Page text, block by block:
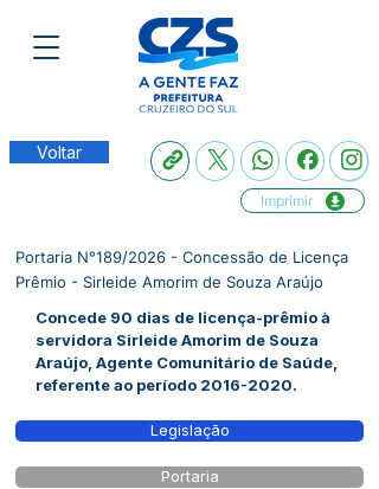
Voltar
Imprimir
Portaria N°189/2026 - Concessão de Licença
Prêmio - Sirleide Amorim de Souza Araújo
Concede 90 dias de licença-prêmio à
servidora Sirleide Amorim de Souza
Araújo, Agente Comunitário de Saúde,
referente ao período 2016-2020.
Legislação
Portaria